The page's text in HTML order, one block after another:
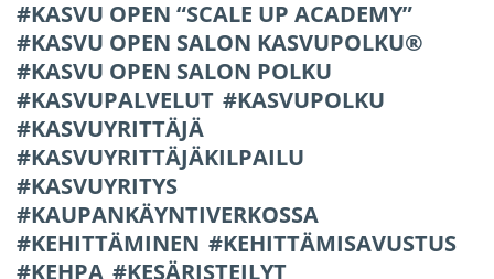
KASVU OPEN “SCALE UP ACADEMY”
KASVU OPEN SALON KASVUPOLKU®
KASVU OPEN SALON POLKU
KASVUPALVELUT
KASVUPOLKU
KASVUYRITTÄJÄ
KASVUYRITTÄJÄKILPAILU
KASVUYRITYS
KAUPANKÄYNTIVERKOSSA
KEHITTÄMINEN
KEHITTÄMISAVUSTUS
KEHPA
KESÄRISTEILYT